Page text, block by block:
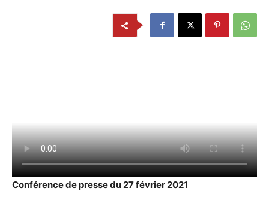
Conférence de presse du 27 février 2021